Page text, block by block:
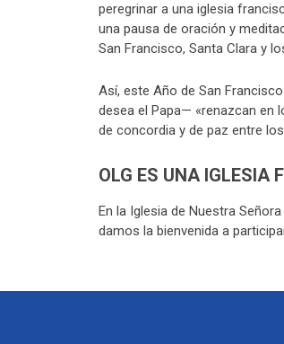
peregrinar a una iglesia
una pausa de oración y
San Francisco, Santa Clara y
Así, este Año de San
desea el Papa— «renazcan en
de concordia y de paz entre
OLG ES UNA IGLESIA
En la Iglesia de Nuestra
damos la bienvenida a